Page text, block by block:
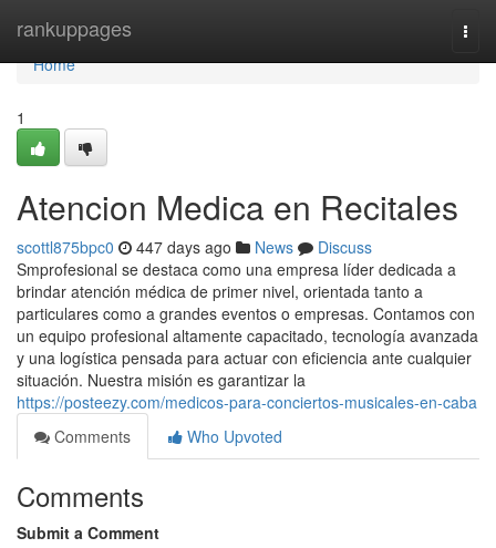
rankuppages
Home
Home
1
Atencion Medica en Recitales
scottl875bpc0 447 days ago News
Discuss
Smprofesional se destaca como una empresa líder dedicada a
brindar atención médica de primer nivel, orientada tanto a
particulares como a grandes eventos o empresas. Contamos con
un equipo profesional altamente capacitado, tecnología avanzada
y una logística pensada para actuar con eficiencia ante cualquier
situación. Nuestra misión es garantizar la
https://posteezy.com/medicos-para-conciertos-musicales-en-caba
Comments
Who Upvoted
Comments
Submit a Comment